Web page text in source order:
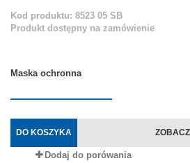
Kod produktu: 8523 05 SB
Produkt dostępny na zamówienie
Maska ochronna
DO KOSZYKA
Dodaj do porówania